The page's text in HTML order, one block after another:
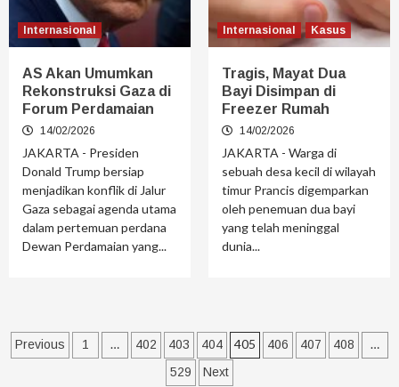
Internasional
AS Akan Umumkan
Rekonstruksi Gaza di
Forum Perdamaian
14/02/2026
JAKARTA - Presiden
Donald Trump bersiap
menjadikan konflik di Jalur
Gaza sebagai agenda utama
dalam pertemuan perdana
Dewan Perdamaian yang...
Internasional Kasus
Tragis, Mayat Dua
Bayi Disimpan di
Freezer Rumah
14/02/2026
JAKARTA - Warga di
sebuah desa kecil di wilayah
timur Prancis digemparkan
oleh penemuan dua bayi
yang telah meninggal
dunia...
Previous 1 … 402 403 404 405 406 407 408 …
529 Next